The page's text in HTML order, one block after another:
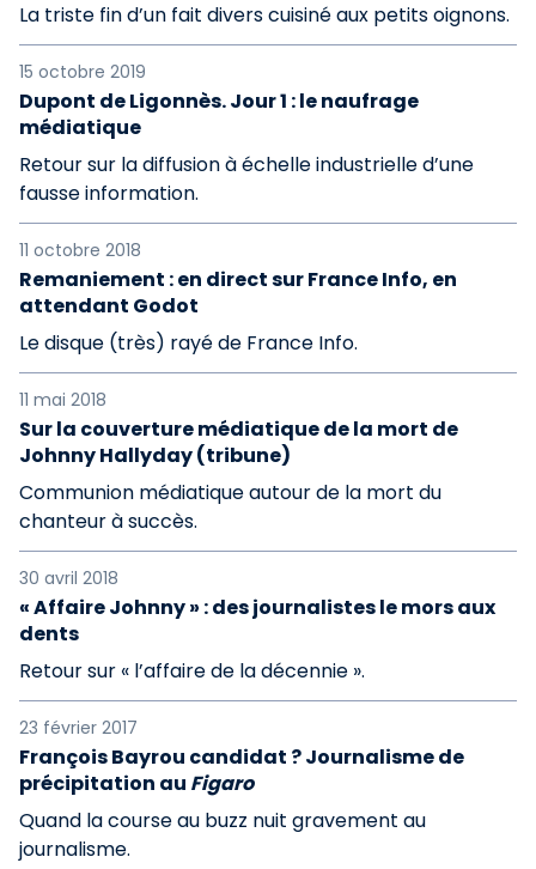
La triste fin d’un fait divers cuisiné aux petits oignons.
15 octobre 2019
Dupont de Ligonnès. Jour 1 : le naufrage
médiatique
Retour sur la diffusion à échelle industrielle d’une
fausse information.
11 octobre 2018
Remaniement : en direct sur France Info, en
attendant Godot
Le disque (très) rayé de France Info.
11 mai 2018
Sur la couverture médiatique de la mort de
Johnny Hallyday (tribune)
Communion médiatique autour de la mort du
chanteur à succès.
30 avril 2018
« Affaire Johnny » : des journalistes le mors aux
dents
Retour sur « l’affaire de la décennie ».
23 février 2017
François Bayrou candidat ? Journalisme de
précipitation au Figaro
Quand la course au buzz nuit gravement au
journalisme.